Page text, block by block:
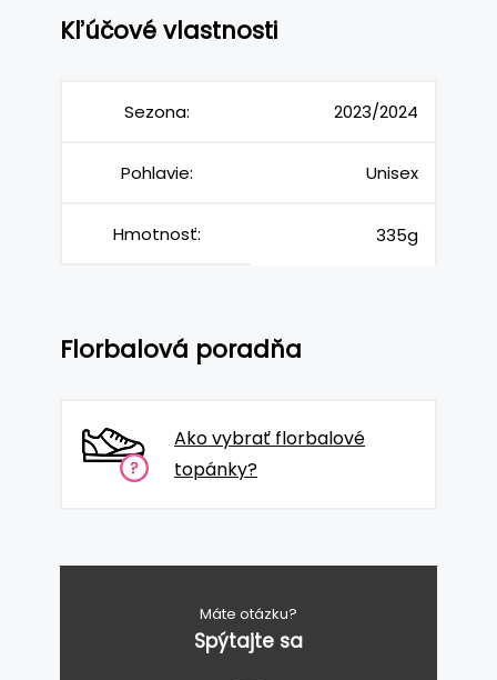
Kľúčové vlastnosti
Sezona: 2023/2024
Pohlavie: Unisex
Hmotnosť: 335g
Florbalová poradňa
Ako vybrať florbalové
topánky?
Máte otázku?
Spýtajte sa